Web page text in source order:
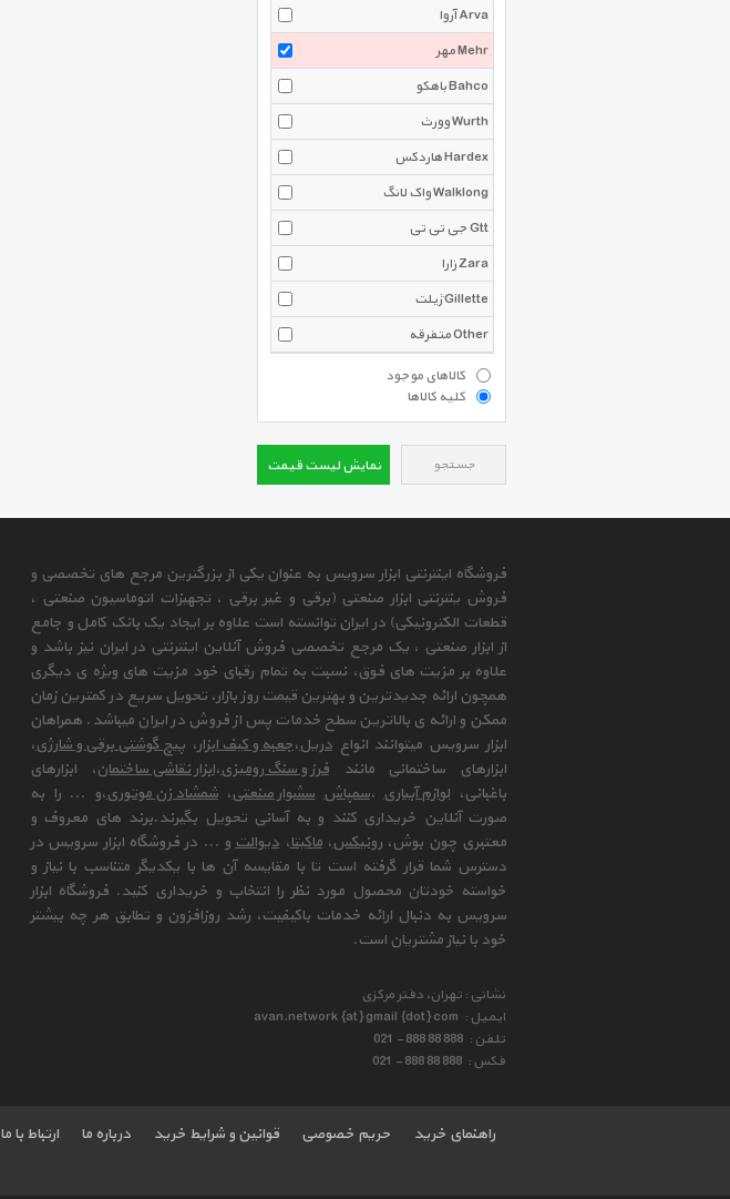
آروا Arva
مهر Mehr
باهکو Bahco
وورث Wurth
هاردکس Hardex
واک لانگ Walklong
جی تی تی Gtt
زارا Zara
ژیلت Gillette
متفرقه Other
کالاهای موجود
کلیه کالاها
جستجو نمایش لیست قیمت
فروشگاه اینترنتی ابزار سرویس به عنوان یکی از بزرگترین مرجع های تخصصی و
فروش ینترنتی ابزار صنعتی (برقی و غیر برقی ، تجهیزات اتوماسیون صنعتی ،
قطعات الکترونیکی) در ایران توانسته است علاوه بر ایجاد یک بانک کامل و جامع
از ابزار صنعتی ، یک مرجع تخصصی فروش آنلاین اینترنتی در ایران نیز باشد و
علاوه بر مزیت های فوق، نسبت به تمام رقبای خود مزیت های ویژه ی دیگری
همچون ارائه جدیدترین و بهترین قیمت روز بازار، تحویل سریع در کمترین زمان
ممکن و ارائه ی بالاترین سطح خدمات پس از فروش در ایران میباشد. همراهان
ابزار سرویس میتوانند انواعدریل،جعبه و کیف ابزار، پیچ گوشتی برقی و شارژی،
ابزارهای ساختمانی مانندفرز و سنگ رومیزی،ابزار نقاشی ساختمان، ابزارهای
باغبانی،لوازم آبیاری،سمپاش سشوار صنعتی،شمشاد زن موتوری،و ... را به
صورت آنلاین خریداری کنند و به آسانی تحویل بگیرند.برند های معروف و
معتبری چون بوش، رونیکس،ماکیتا، دیوالتو ... در فروشگاه ابزار سرویس در
دسترس شما قرار گرفته است تا با مقایسه آن ها با یکدیگر متناسب با نیاز و
خواسته خودتان محصول مورد نظر را انتخاب و خریداری کنید. فروشگاه ابزار
سرویس به دنبال ارائه خدمات باکیفیت، رشد روزافزون و تطابق هر چه بیشتر
خود با نیاز مشتریان است.
نشانی : تهران، دفتر مرکزی
ایمیل : avan.network {at} gmail {dot} com
تلفن : 021 - 888 88 888
فکس : 021 - 888 88 888
راهنمای خرید حریم خصوصی قوانین و شرایط خرید درباره ما ارتباط با ما